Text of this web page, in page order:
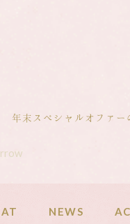
NEWS
年末スペシャルオファ